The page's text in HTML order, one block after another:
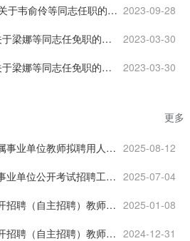
柳北长发〔2023〕25号关于韦俞伶等同志任职的通知 2023-09-28
柳北长发〔2023〕5号关于梁娜等同志任免职的通知
2023-03-30
柳北长发〔2023〕5号关于梁娜等同志任免职的通知
2023-03-30
更多
2025年柳州市柳北区所属事业单位教师拟聘用人选公示（公费师范生） 2025-08-12
柳北区2025年度上半年事业单位公开考试招聘工作人员拟聘用人选公示（第一批） 2025-07-04
2025年柳州市柳北区公开招聘（自主招聘）教师拟聘用人选公示（第三批） 2025-01-08
2025年柳州市柳北区公开招聘（自主招聘）教师拟聘用人选公示（第二批） 2024-12-31